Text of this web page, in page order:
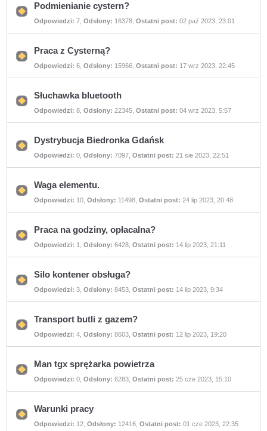
Nie
nieprzeczytanych
Podmienianie cystern?
Odpowiedzi: 7 ,Odsłony: 16378 ,Ostatni post: 02 paź 2023, 23:01
Nie
nieprzeczytanych
Praca z Cysterną?
Odpowiedzi: 6 ,Odsłony: 15966 ,Ostatni post: 17 wrz 2023, 22:45
Nie
nieprzeczytanych
Słuchawka bluetooth
Odpowiedzi: 8 ,Odsłony: 22345 ,Ostatni post: 04 wrz 2023, 5:57
Nie
nieprzeczytanych
Dystrybucja Biedronka Gdańsk
Odpowiedzi: 0 ,Odsłony: 7097 ,Ostatni post: 21 sie 2023, 22:51
Nie
nieprzeczytanych
Waga elementu.
Odpowiedzi: 10 ,Odsłony: 11498 ,Ostatni post: 24 lip 2023, 20:48
Nie
nieprzeczytanych
Praca na godziny, opłacalna?
Odpowiedzi: 1 ,Odsłony: 6428 ,Ostatni post: 14 lip 2023, 21:11
Nie
nieprzeczytanych
Silo kontener obsługa?
Odpowiedzi: 3 ,Odsłony: 8453 ,Ostatni post: 14 lip 2023, 9:34
Nie
nieprzeczytanych
Transport butli z gazem?
Odpowiedzi: 4 ,Odsłony: 8603 ,Ostatni post: 12 lip 2023, 19:20
Nie
nieprzeczytanych
Man tgx sprężarka powietrza
Odpowiedzi: 0 ,Odsłony: 6283 ,Ostatni post: 25 cze 2023, 15:10
Nie
Warunki pracy
Odpowiedzi: 12 ,Odsłony: 12416 ,Ostatni post: 01 cze 2023, 22:35